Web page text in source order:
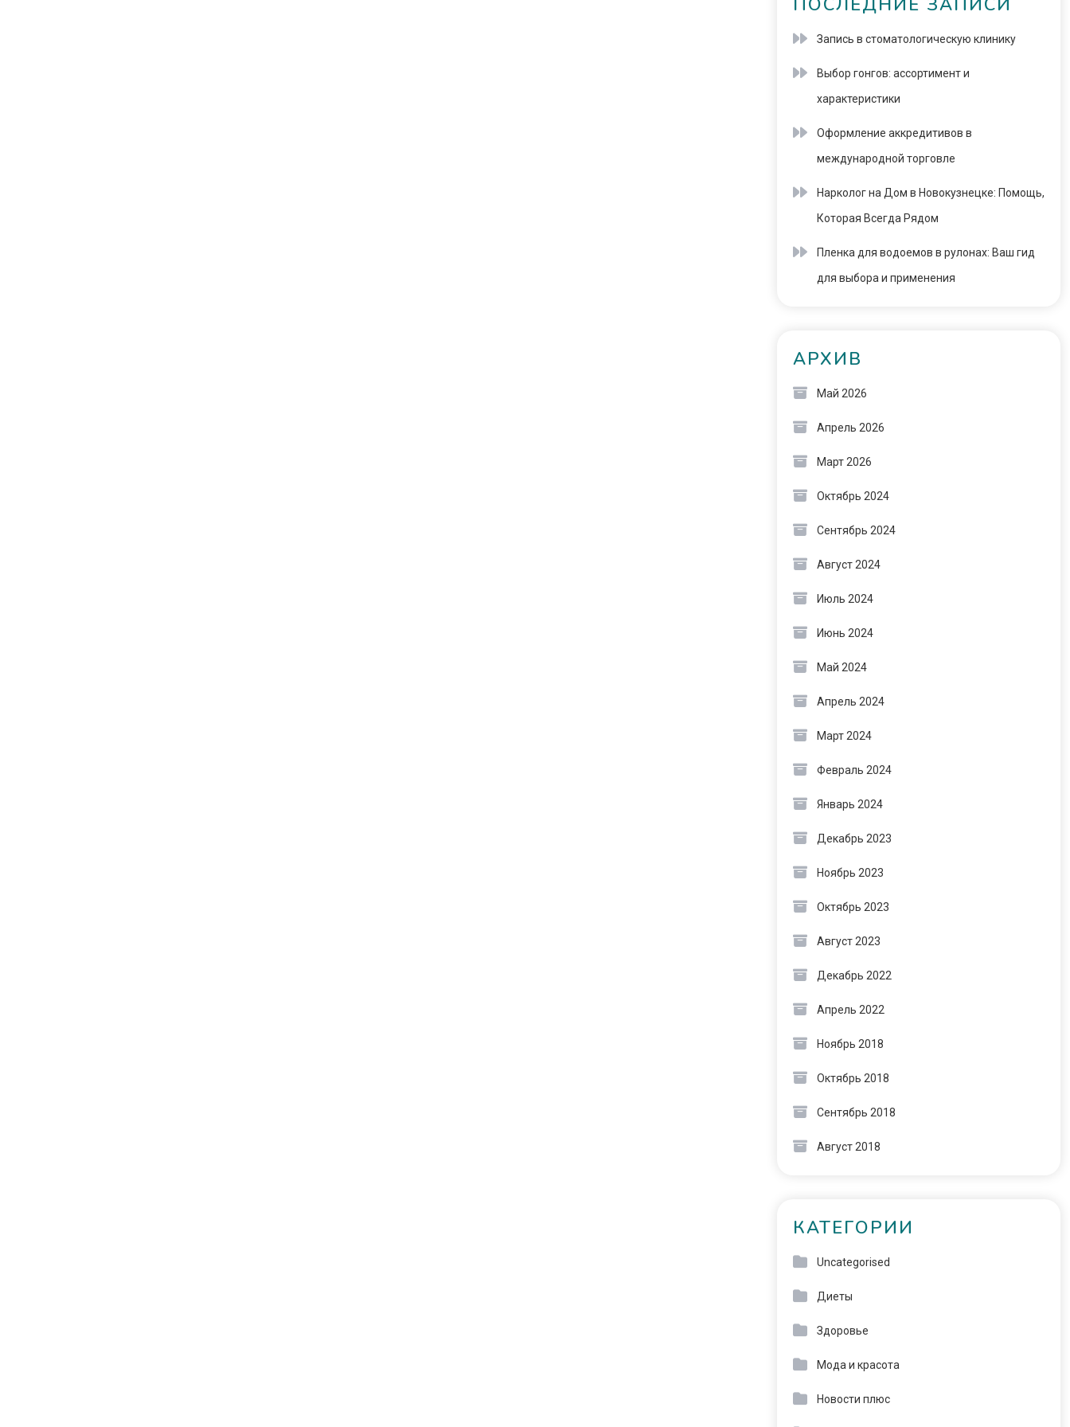
ПОСЛЕДНИЕ ЗАПИСИ
Запись в стоматологическую клинику
Выбор гонгов: ассортимент и
характеристики
Оформление аккредитивов в
международной торговле
Нарколог на Дом в Новокузнецке: Помощь,
Которая Всегда Рядом
Пленка для водоемов в рулонах: Ваш гид
для выбора и применения
АРХИВ
Май 2026
Апрель 2026
Март 2026
Октябрь 2024
Сентябрь 2024
Август 2024
Июль 2024
Июнь 2024
Май 2024
Апрель 2024
Март 2024
Февраль 2024
Январь 2024
Декабрь 2023
Ноябрь 2023
Октябрь 2023
Август 2023
Декабрь 2022
Апрель 2022
Ноябрь 2018
Октябрь 2018
Сентябрь 2018
Август 2018
КАТЕГОРИИ
Uncategorised
Диеты
Здоровье
Мода и красота
Новости плюс